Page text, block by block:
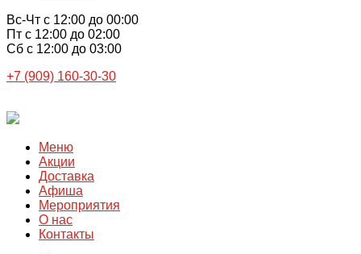
Вс-Чт с 12:00 до 00:00
Пт с 12:00 до 02:00
Сб с 12:00 до 03:00
+7 (909) 160-30-30
Меню
Акции
Доставка
Афиша
Мероприятия
О нас
Контакты